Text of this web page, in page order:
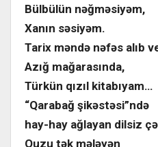
Bülbülün nəğməsiyəm,
Xanın səsiyəm.
Tarix məndə nəfəs alıb
Azığ mağarasında,
Türkün qızıl kitabıyam…
“Qarabağ şikəstəsi”ndə
hay-hay ağlayan dilsiz
Quzu tək mələyən